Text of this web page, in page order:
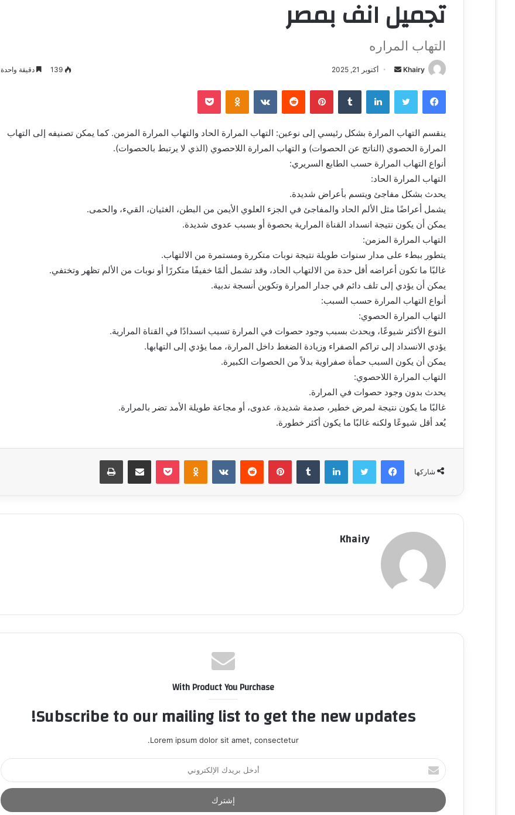
تجميل انف بمصر
التهاب المراره
Khairy
أ
ل
ي
د
ا
إ
ل
ك
ت
و
أكتوبر 21, 2025 139 دقيقة واحدة
فيسبوك تويتر لينكدإن ‏Tumblr بينتيريست ‏Reddit
‏VKontakte
Odnoklassniki بوكيت
ينقسم التهاب المرارة بشكل رئيسي إلى نوعين: التهاب المرارة الحاد والتهاب المرارة المزمن. كما يمكن تصنيفه إلى التهاب
المرارة الحصوي (الناتج عن الحصوات) و التهاب المرارة اللاحصوي (الذي لا يرتبط بالحصوات).
أنواع التهاب المرارة حسب الطابع السريري:
التهاب المرارة الحاد:
يحدث بشكل مفاجئ ويتسم بأعراض شديدة.
يشمل أعراضًا مثل الألم الحاد والمفاجئ في الجزء العلوي الأيمن من البطن، الغثيان، القيء، والحمى.
يمكن أن يكون نتيجة انسداد القناة المرارية بحصوة أو بسبب عدوى شديدة.
التهاب المرارة المزمن:
يتطور ببطء على مدار سنوات طويلة نتيجة نوبات متكررة ومستمرة من الالتهاب.
غالبًا ما تكون أعراضه أقل حدة من الالتهاب الحاد، وقد تشمل ألمًا خفيفًا متكررًا أو نوبات من الألم تظهر وتختفي.
يمكن أن يؤدي إلى تلف دائم في جدار المرارة وتكوين أنسجة ندبية.
أنواع التهاب المرارة حسب السبب:
التهاب المرارة الحصوي:
النوع الأكثر شيوعًا، ويحدث بسبب وجود حصوات في المرارة تسبب انسدادًا في القناة المرارية.
يؤدي الانسداد إلى تراكم الصفراء وزيادة الضغط داخل المرارة، مما يؤدي إلى التهابها.
يمكن أن يكون السبب حمأة صفراوية بدلاً من الحصوات الكبيرة.
التهاب المرارة اللاحصوي:
يحدث بدون وجود حصوات في المرارة.
غالبًا ما يكون نتيجة لمرض خطير، صدمة شديدة، عدوى، أو مجاعة طويلة الأمد تضر بالمرارة.
يُعد أقل شيوعًا ولكنه غالبًا ما يكون أكثر خطورة.
شاركها
فيسبوك تويتر لينكدإن ‏Tumblr بينتيريست ‏Reddit
‏VKontakte
Odnoklassniki بوكيت مشاركة عبر البريد طباعة
Khairy
With Product You Purchase
Subscribe to our mailing list to get the new updates!
Lorem ipsum dolor sit amet, consectetur.
أ
د
خ
ل